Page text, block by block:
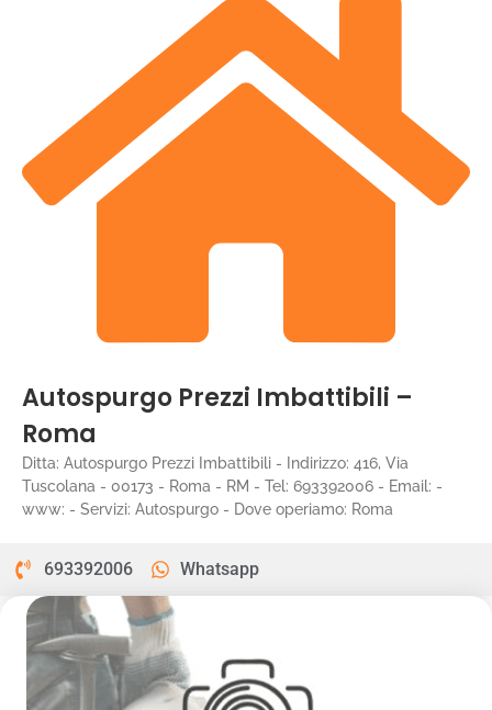
Autospurgo Prezzi Imbattibili –
Roma
Ditta: Autospurgo Prezzi Imbattibili - Indirizzo: 416, Via
Tuscolana - 00173 - Roma - RM - Tel: 693392006 - Email: -
www: - Servizi: Autospurgo - Dove operiamo: Roma
693392006 Whatsapp